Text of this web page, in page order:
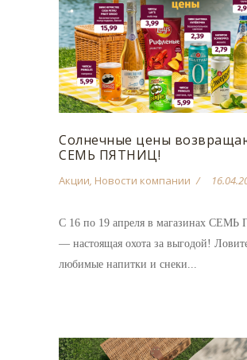
Солнечные цены
СЕМЬ ПЯТНИЦ!
Акции, Новости компании
С 16 по 19 апреля в магазинах
— настоящая охота за выгодой!
любимые напитки и снеки...